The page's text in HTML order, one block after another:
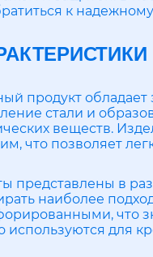
к
продукт
стали и
веществ.
что позволяет
представлены в
наиболее
что
используются для